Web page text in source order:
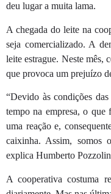
deu lugar a muita lama.
A chegada do leite na
seja comercializado. A
leite estrague. Neste mês,
que provoca um prejuízo
“Devido às condições
tempo na empresa, o que
uma reação e,
caixinha. Assim, somos
explica Humberto
A cooperativa costuma